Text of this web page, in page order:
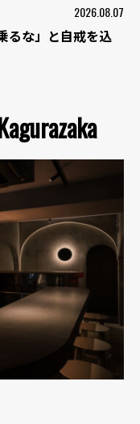
2026.08.07
るな」と自戒を込